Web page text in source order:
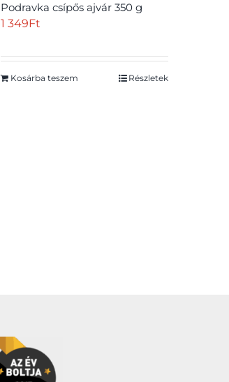
Podravka csípős ajvár 350 g
1 349Ft
Kosárba teszem Részletek